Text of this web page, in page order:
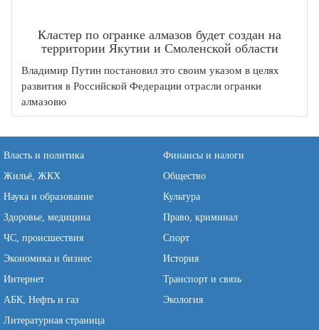
Кластер по огранке алмазов будет создан на
территории Якутии и Смоленской области
Владимир Путин постановил это своим указом в целях
развития в Российской Федерации отрасли огранки
алмазовю
Власть и политика
Финансы и налоги
Жильё, ЖКХ
Общество
Наука и образование
Культура
Здоровье, медицина
Право, криминал
ЧС, происшествия
Спорт
Экономика и бизнес
История
Интернет
Транспорт и связь
АБК, Нефть и газ
Экология
Литературная страница